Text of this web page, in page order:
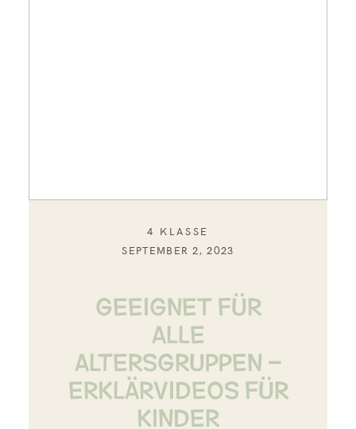
4 KLASSE
SEPTEMBER 2, 2023
GEEIGNET FÜR
ALLE
ALTERSGRUPPEN –
ERKLÄRVIDEOS FÜR
KINDER